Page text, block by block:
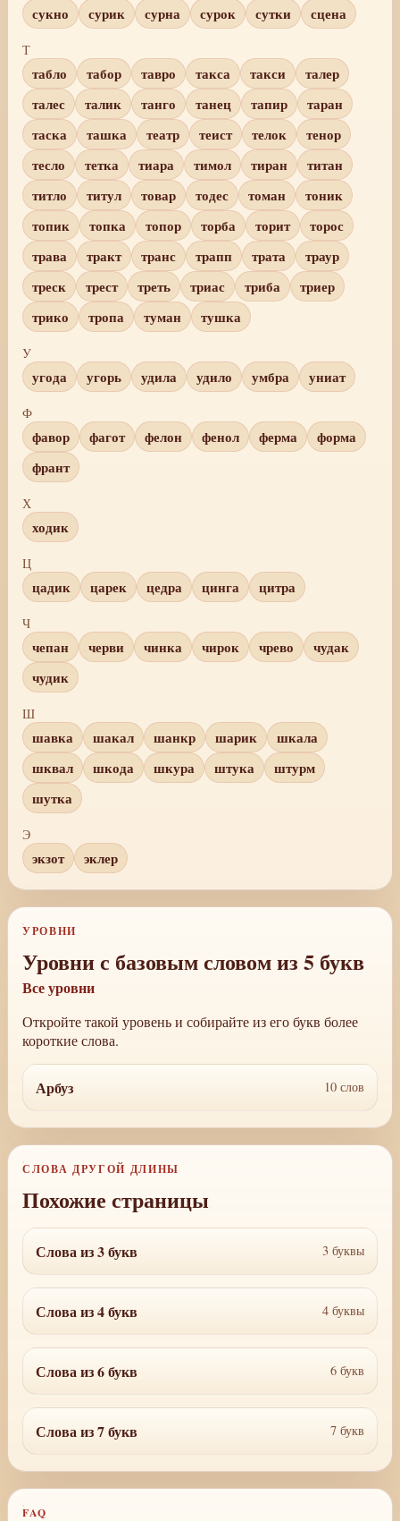
сукно сурик сурна сурок сутки сцена
Т
табло табор тавро такса такси
талер
талес
талик танго танец тапир
таран
таска
ташка театр теист телок
тенор
тесло
тетка тиара тимол тиран
титан
титло
титул товар тодес томан
тоник
топик
топка топор торба торит
торос
трава
тракт транс трапп трата
траур
треск
трест треть триас триба
триер
трико
тропа туман тушка
У
угода угорь удила удило умбра униат
Ф
фавор фагот фелон фенол ферма
форма
франт
Х
ходик
Ц
цадик царек цедра цинга цитра
Ч
чепан черви чинка чирок чрево
чудак
чудик
Ш
шавка шакал шанкр шарик
шкала
шквал
шкода шкура штука
штурм
шутка
Э
экзот эклер
УРОВНИ
Уровни с базовым словом из 5 букв
Все уровни
Откройте такой уровень и собирайте из его букв более
короткие слова.
Арбуз 10 слов
СЛОВА ДРУГОЙ ДЛИНЫ
Похожие страницы
Слова из 3 букв 3 буквы
Слова из 4 букв 4 буквы
Слова из 6 букв 6 букв
Слова из 7 букв 7 букв
FAQ